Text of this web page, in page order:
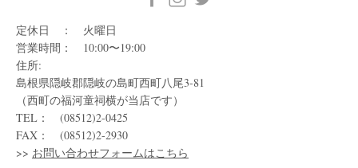
定休日 ： 火曜日
営業時間： 10:00〜19:00
住所:
島根県隠岐郡隠岐の島町西町八尾3-81
（西町の福河童祠横が当店です）
TEL： (08512)2-0425
FAX： (08512)2-2930
>> お問い合わせフォームはこちら